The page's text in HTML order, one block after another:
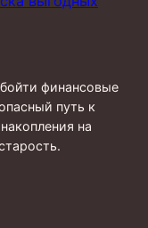
финансовые
путь к
на